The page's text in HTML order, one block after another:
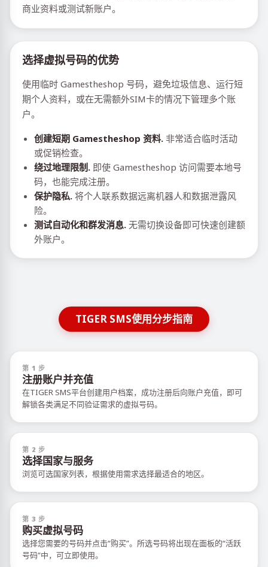
商业资料或测试新账户。
选择虚拟号码的优势
使用临时 Gamestheshop 号码，避免垃圾信息、运行短
期个人资料，或在无需额外SIM卡的情况下管理多个账
户。
创建短期 Gamestheshop 资料. 非常适合临时活动
或促销检查。
绕过地理限制. 即使 Gamestheshop 访问需要本地号
码，也能完成注册。
保护隐私. 将个人联系数据远离机器人和数据泄露风
险。
测试自动化和群发消息. 无需切换设备即可快速创建额
外账户。
TIGER SMS使用分步指南
第 1 步
注册账户并充值
在TIGER SMS平台创建用户档案，成功注册后向账户充值，即可
解锁各类满足不同验证需求的虚拟号码。
第 2 步
选择国家与服务
浏览可选国家列表，根据使用需求选择最适合的地区。
第 3 步
购买虚拟号码
选择您需要的号码并点击“购买”。所选号码将出现在面板的“活跃
号码”中，可立即使用。